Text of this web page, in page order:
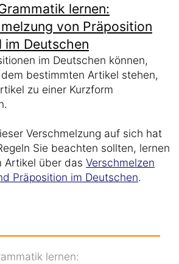
lernen:
von Präposition
im Deutschen
im Deutschen können,
bestimmten Artikel stehen,
zu einer Kurzform
Verschmelzung auf sich hat
Sie beachten sollten, lernen
Artikel über das Verschmelzen
Präposition im Deutschen.
lernen: